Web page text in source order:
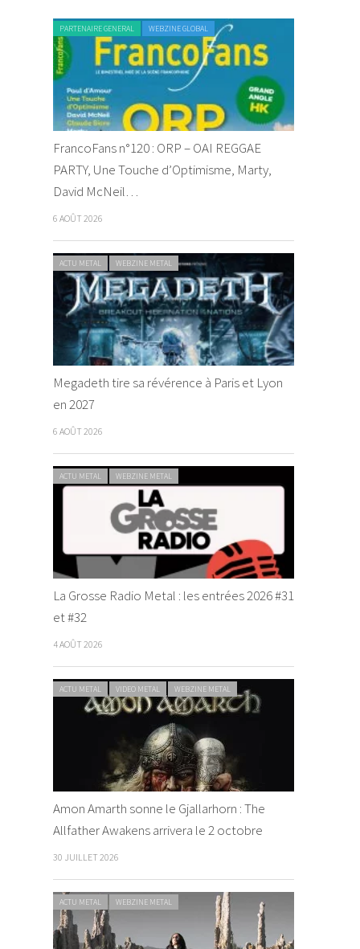
PARTENAIRE GENERAL WEBZINE GLOBAL
FrancoFans n°120 : ORP – OAI REGGAE
PARTY, Une Touche d’Optimisme, Marty,
David McNeil…
6 AOÛT 2026
ACTU METAL WEBZINE METAL
Megadeth tire sa révérence à Paris et Lyon
en 2027
6 AOÛT 2026
ACTU METAL WEBZINE METAL
La Grosse Radio Metal : les entrées 2026 #31
et #32
4 AOÛT 2026
ACTU METAL VIDEO METAL WEBZINE METAL
Amon Amarth sonne le Gjallarhorn : The
Allfather Awakens arrivera le 2 octobre
30 JUILLET 2026
ACTU METAL WEBZINE METAL